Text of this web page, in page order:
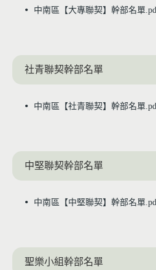
中南區【大專聯契】幹部名單
社青聯契幹部名單
中南區【社青聯契】幹部名單
中堅聯契幹部名單
中南區【中堅聯契】幹部名單
聖樂小組幹部名單